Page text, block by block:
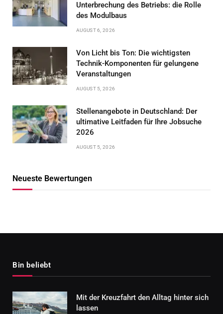
Unterbrechung des Betriebs: die Rolle
des Modulbaus
AUGUST 6, 2026
Von Licht bis Ton: Die wichtigsten
Technik-Komponenten für gelungene
Veranstaltungen
AUGUST 5, 2026
Stellenangebote in Deutschland: Der
ultimative Leitfaden für Ihre Jobsuche
2026
AUGUST 5, 2026
Neueste Bewertungen
Bin beliebt
Mit der Kreuzfahrt den Alltag hinter sich
lassen